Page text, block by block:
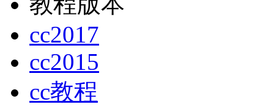
cc2017
cc2015
cc教程